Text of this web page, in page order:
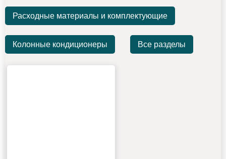
Расходные материалы и комплектующие
Колонные кондиционеры Все разделы